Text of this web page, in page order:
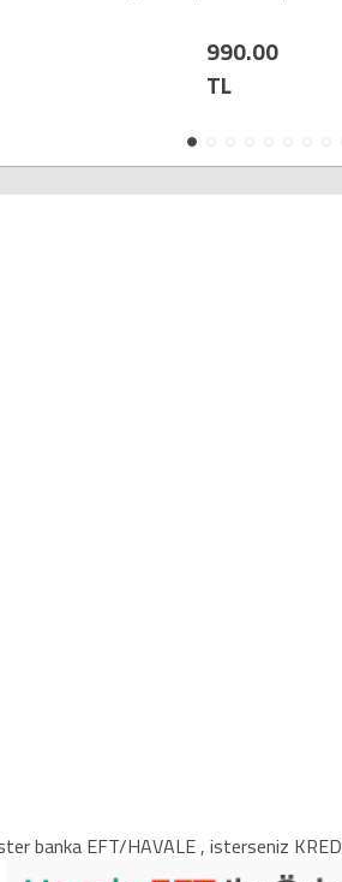
990.00
TL
banka EFT/HAVALE , isterseniz